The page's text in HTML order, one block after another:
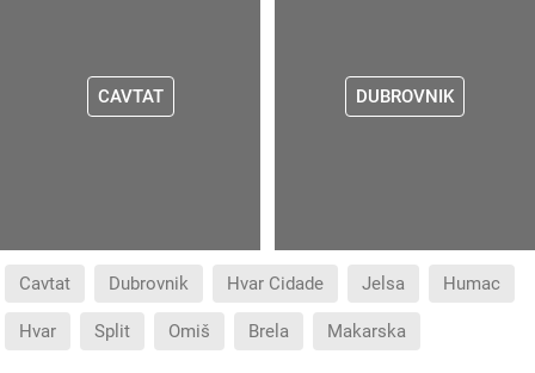
CAVTAT DUBROVNIK
Cavtat Dubrovnik Hvar Cidade Jelsa Humac
Hvar Split Omiš Brela Makarska